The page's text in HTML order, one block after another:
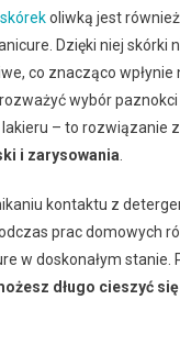
oliwką jest
Dzięki niej skórki
co znacząco wpłynie
wybór
– to rozwiązanie
i zarysowania
kontaktu z
prac domowych
w doskonałym stanie.
długo cieszyć